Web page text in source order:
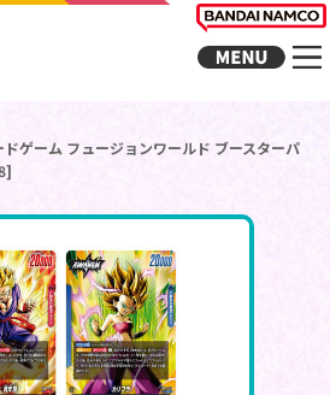
ゲーム フュージョンワールド ブースターパ